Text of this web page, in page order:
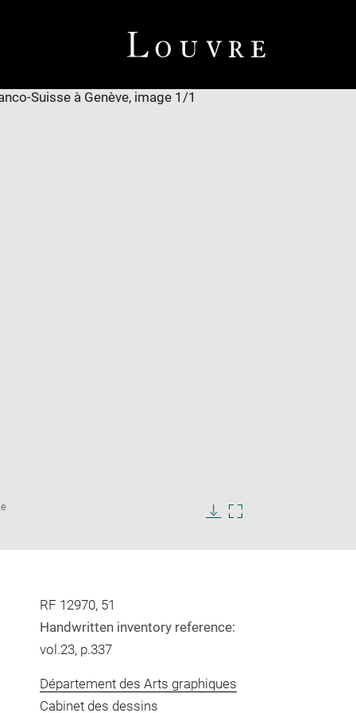
RF 12970, 51
Handwritten inventory reference:
vol.23, p.337
Département des Arts graphiques
Cabinet des dessins